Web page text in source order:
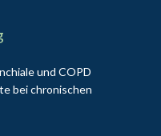
und COPD
bei chronischen